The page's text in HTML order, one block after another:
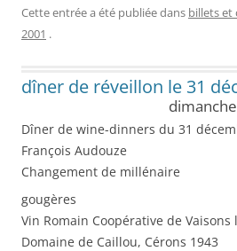
Cette entrée a été publiée dans billets et
2001 .
dîner de réveillon le 31
Dîner de wine-dinners du 31
François Audouze
Changement de millénaire
gougères
Vin Romain Coopérative de Vaisons
Domaine de Caillou, Cérons 1943